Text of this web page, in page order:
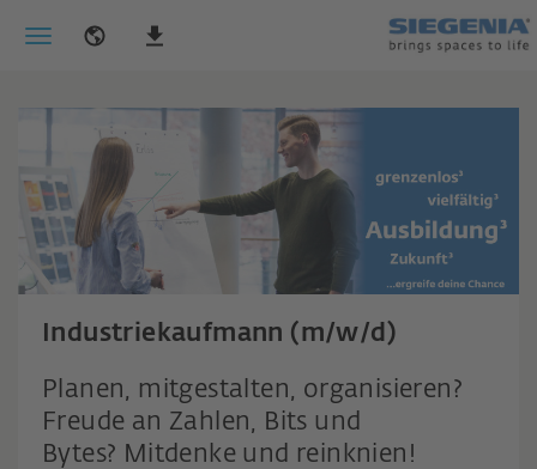
Industriekaufmann (m/w/d)
Planen, mitgestalten, organisieren?
Freude an Zahlen, Bits und
Bytes? Mitdenke und reinknien!